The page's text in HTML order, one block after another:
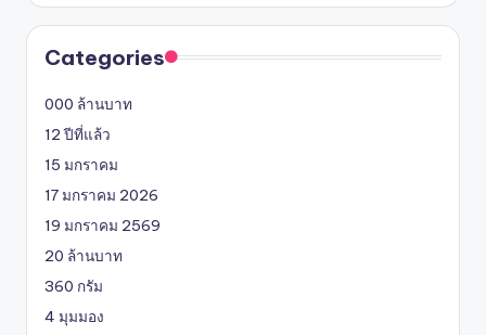
Categories
000 ล้านบาท
12 ปีที่แล้ว
15 มกราคม
17 มกราคม 2026
19 มกราคม 2569
20 ล้านบาท
360 กรัม
4 มุมมอง